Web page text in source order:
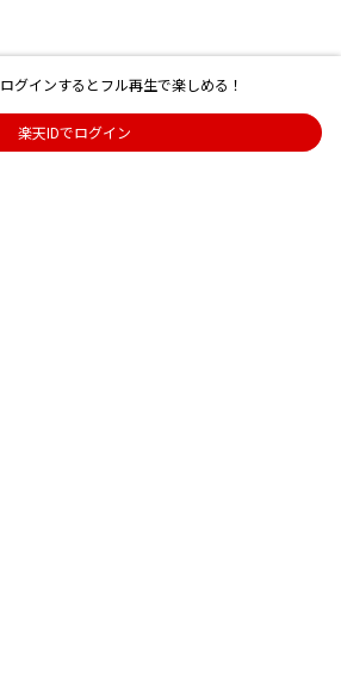
ログインするとフル再生で楽しめる！
楽天IDでログイン